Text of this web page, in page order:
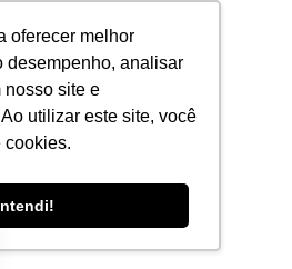
oferecer melhor
desempenho, analisar
nosso site e
utilizar este site, você
cookies.